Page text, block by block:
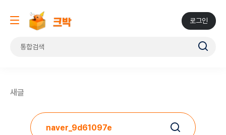
로그인
새글